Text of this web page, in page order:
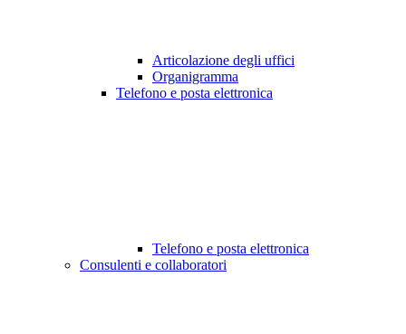
Articolazione degli uffici
Organigramma
Telefono e posta elettronica
Telefono e posta elettronica
Consulenti e collaboratori